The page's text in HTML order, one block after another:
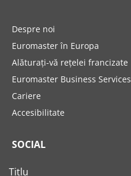
Despre noi
Euromaster în Europa
Alăturați-vă rețelei francizate
Euromaster Business Services
Cariere
Accesibilitate
SOCIAL
Titlu